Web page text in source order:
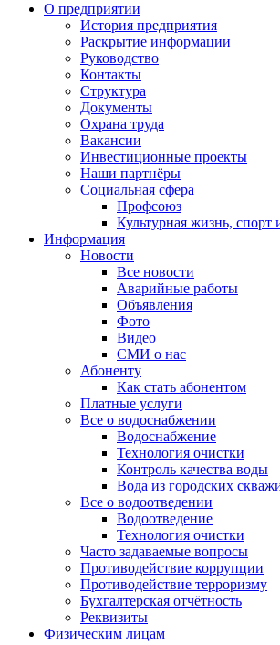
О предприятии
История предприятия
Раскрытие информации
Руководство
Контакты
Структура
Документы
Охрана труда
Вакансии
Инвестиционные проекты
Наши партнёры
Социальная сфера
Профсоюз
Культурная жизнь, спорт
Информация
Новости
Все новости
Аварийные работы
Объявления
Фото
Видео
СМИ о нас
Абоненту
Как стать абонентом
Платные услуги
Все о водоснабжении
Водоснабжение
Технология очистки
Контроль качества воды
Вода из городских
Все о водоотведении
Водоотведение
Технология очистки
Часто задаваемые вопросы
Противодействие коррупции
Противодействие терроризму
Бухгалтерская отчётность
Реквизиты
Физическим лицам